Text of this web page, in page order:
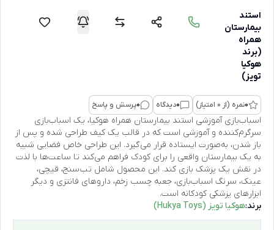
استند
بیمارستان
همراه
(برند
هوکیا
تویز)
0نمره (از 0 امتیاز) 0دیدگاه 0پرسش و پاسخ
اسباب‌بازی آموزشی استند بیمارستان همراه هوکیا، یک اسباب‌بازی
سرگرم‌کننده و آموزشی است که در قالب یک کیف طراحی شده و پس از
باز شدن، به‌صورت ایستاده قرار می‌گیرد. این طراحی خاص فضایی شبیه
به یک بیمارستان واقعی را برای کودک فراهم می‌کند تا ساعت‌ها با لذت
در نقش یک پزشک بازی کند. این محصول شامل تب‌سنج، قیچی،
عینک، سرنگ اسباب‌بازی، جعبه چسب زخم، داروهای فانتزی و دیگر
ابزارهای پزشکی کودکانه است.
برند:هوکیا تویز (Hukya Toys)